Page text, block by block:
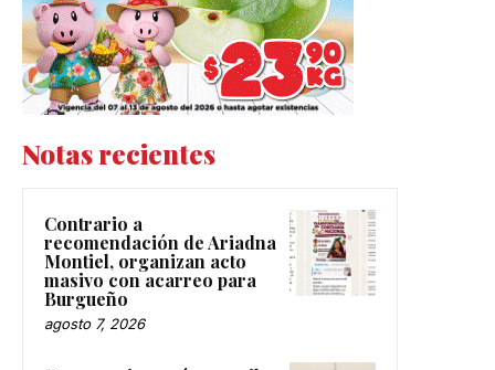
Notas recientes
Contrario a
recomendación de Ariadna
Montiel, organizan acto
masivo con acarreo para
Burgueño
agosto 7, 2026